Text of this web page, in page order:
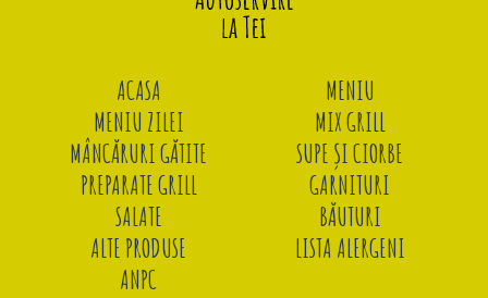
ACASA
MENIU
MENIU ZILEI
MIX GRILL
MÂNCĂRURI GĂTITE
SUPE ȘI CIORBE
PREPARATE GRILL
GARNITURI
SALATE
BĂUTURI
ALTE PRODUSE
LISTA ALERGENI
ANPC